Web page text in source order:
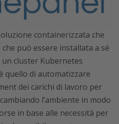
containerizzata che
che può essere installata a sé
cluster Kubernetes
quello di automatizzare
dei carichi di lavoro per
l’ambiente in modo
in base alle necessità per